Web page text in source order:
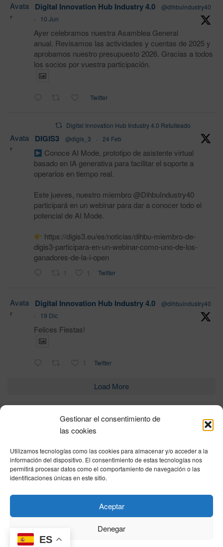
Gestionar el consentimiento de
las cookies
Utilizamos tecnologías como las cookies para almacenar y/o acceder a la
información del dispositivo. El consentimiento de estas tecnologías nos
permitirá procesar datos como el comportamiento de navegación o las
identificaciones únicas en este sitio.
Aceptar
Denegar
Avata
r
Digital Innovation Hub Industry 4.0
@dihbuindustry40
·
10 Jun
Ayer celebramos nuestra Asamblea General
anual. Revisamos las actividades y cuentas de 2025 y
aprobamos nuestro presupuesto 2026. Gracias a todos
los socios por vuestra participación.
Twitter
Digital Innovation Hub Industry 4.0 Retuiteado
Avata
r
DIGIS3 @digis_3 · 24 Feb
Conoce AI Mode, prototipo de asistente virtual
basado en IA generativa para facilitar el soporte a
operarios en tiempo real.
Este jueves, nuestro miembro @DihbuIndustry40
participará en un webinar para dar a conocer todo el
potencial de AI Mode.
https://digis3.eu/es/noticias/dihbu-miembro-de-
digis3-participara-en-un-webinar-como-uno-de-los-
ganadores-de-la-i-open
1 1 Twitter
Avata
r
Digital Innovation Hub Industry 4.0
@dihbuindustry40
·
19 Dic
Felices Fiestas!
1 Twitter
Load More
HOME
Privacy Policy|Legal Notice |Cookies Policy|DNSH|Home
© DIHBU 2026
ES